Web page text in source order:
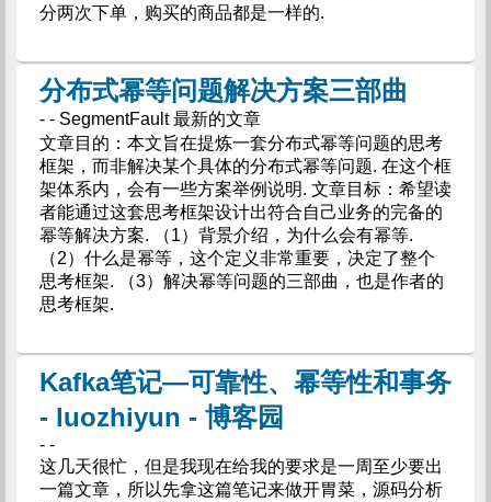
分两次下单，购买的商品都是一样的.
分布式幂等问题解决方案三部曲
- - SegmentFault 最新的文章
文章目的：本文旨在提炼一套分布式幂等问题的思考
框架，而非解决某个具体的分布式幂等问题. 在这个框
架体系内，会有一些方案举例说明. 文章目标：希望读
者能通过这套思考框架设计出符合自己业务的完备的
幂等解决方案. （1）背景介绍，为什么会有幂等.
（2）什么是幂等，这个定义非常重要，决定了整个
思考框架. （3）解决幂等问题的三部曲，也是作者的
思考框架.
Kafka笔记—可靠性、幂等性和事务
- luozhiyun - 博客园
- -
这几天很忙，但是我现在给我的要求是一周至少要出
一篇文章，所以先拿这篇笔记来做开胃菜，源码分析